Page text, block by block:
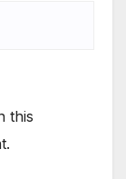
this